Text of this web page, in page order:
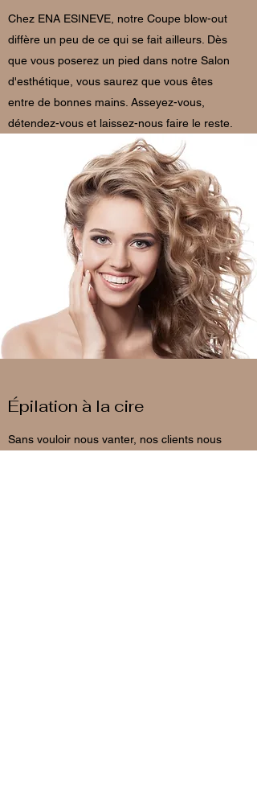
Chez ENA ESINEVE, notre Coupe blow-out
diffère un peu de ce qui se fait ailleurs. Dès
que vous poserez un pied dans notre Salon
d'esthétique, vous saurez que vous êtes
entre de bonnes mains. Asseyez-vous,
détendez-vous et laissez-nous faire le reste.
Épilation à la cire
Sans vouloir nous vanter, nos clients nous